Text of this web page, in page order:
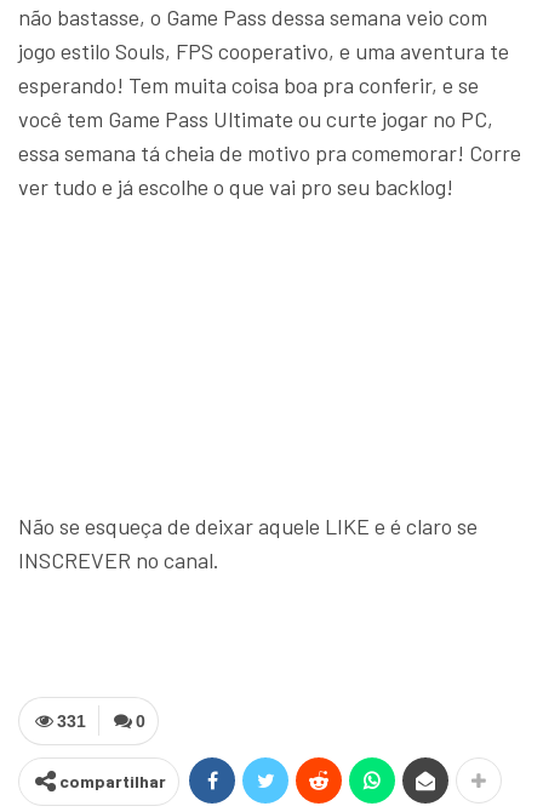
não bastasse, o Game Pass dessa semana veio com
jogo estilo Souls, FPS cooperativo, e uma aventura te
esperando! Tem muita coisa boa pra conferir, e se
você tem Game Pass Ultimate ou curte jogar no PC,
essa semana tá cheia de motivo pra comemorar! Corre
ver tudo e já escolhe o que vai pro seu backlog!
Não se esqueça de deixar aquele LIKE e é claro se
INSCREVER no canal.
0
331
compartilhar